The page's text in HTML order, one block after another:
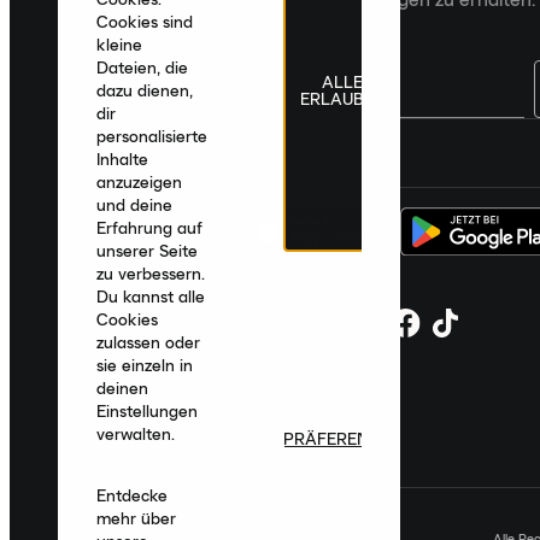
Cookies sind
kleine
Dateien, die
dazu dienen,
dir
personalisierte
Inhalte
anzuzeigen
und deine
Erfahrung auf
unserer Seite
zu verbessern.
Du kannst alle
Cookies
zulassen oder
sie einzeln in
deinen
Einstellungen
verwalten.
Entdecke
mehr über
ALLE
ERLAUBEN
PRÄFERENZEN